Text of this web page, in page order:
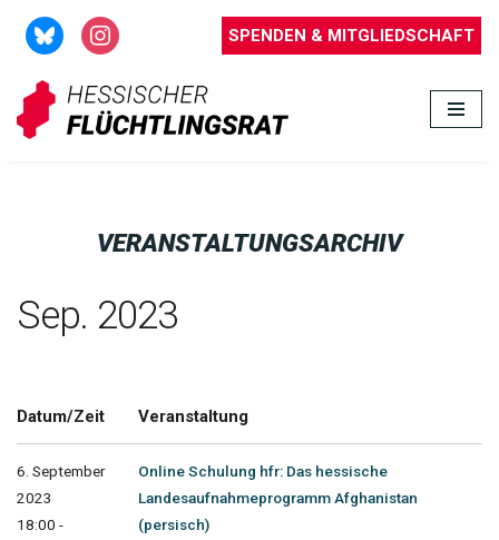
Zum
Inhalt
springen
SPENDEN & MITGLIEDSCHAFT
VERANSTALTUNGSARCHIV
Sep. 2023
Datum/Zeit Veranstaltung
6. September
2023
18:00 -
Online Schulung hfr: Das hessische
Landesaufnahmeprogramm Afghanistan
(persisch)